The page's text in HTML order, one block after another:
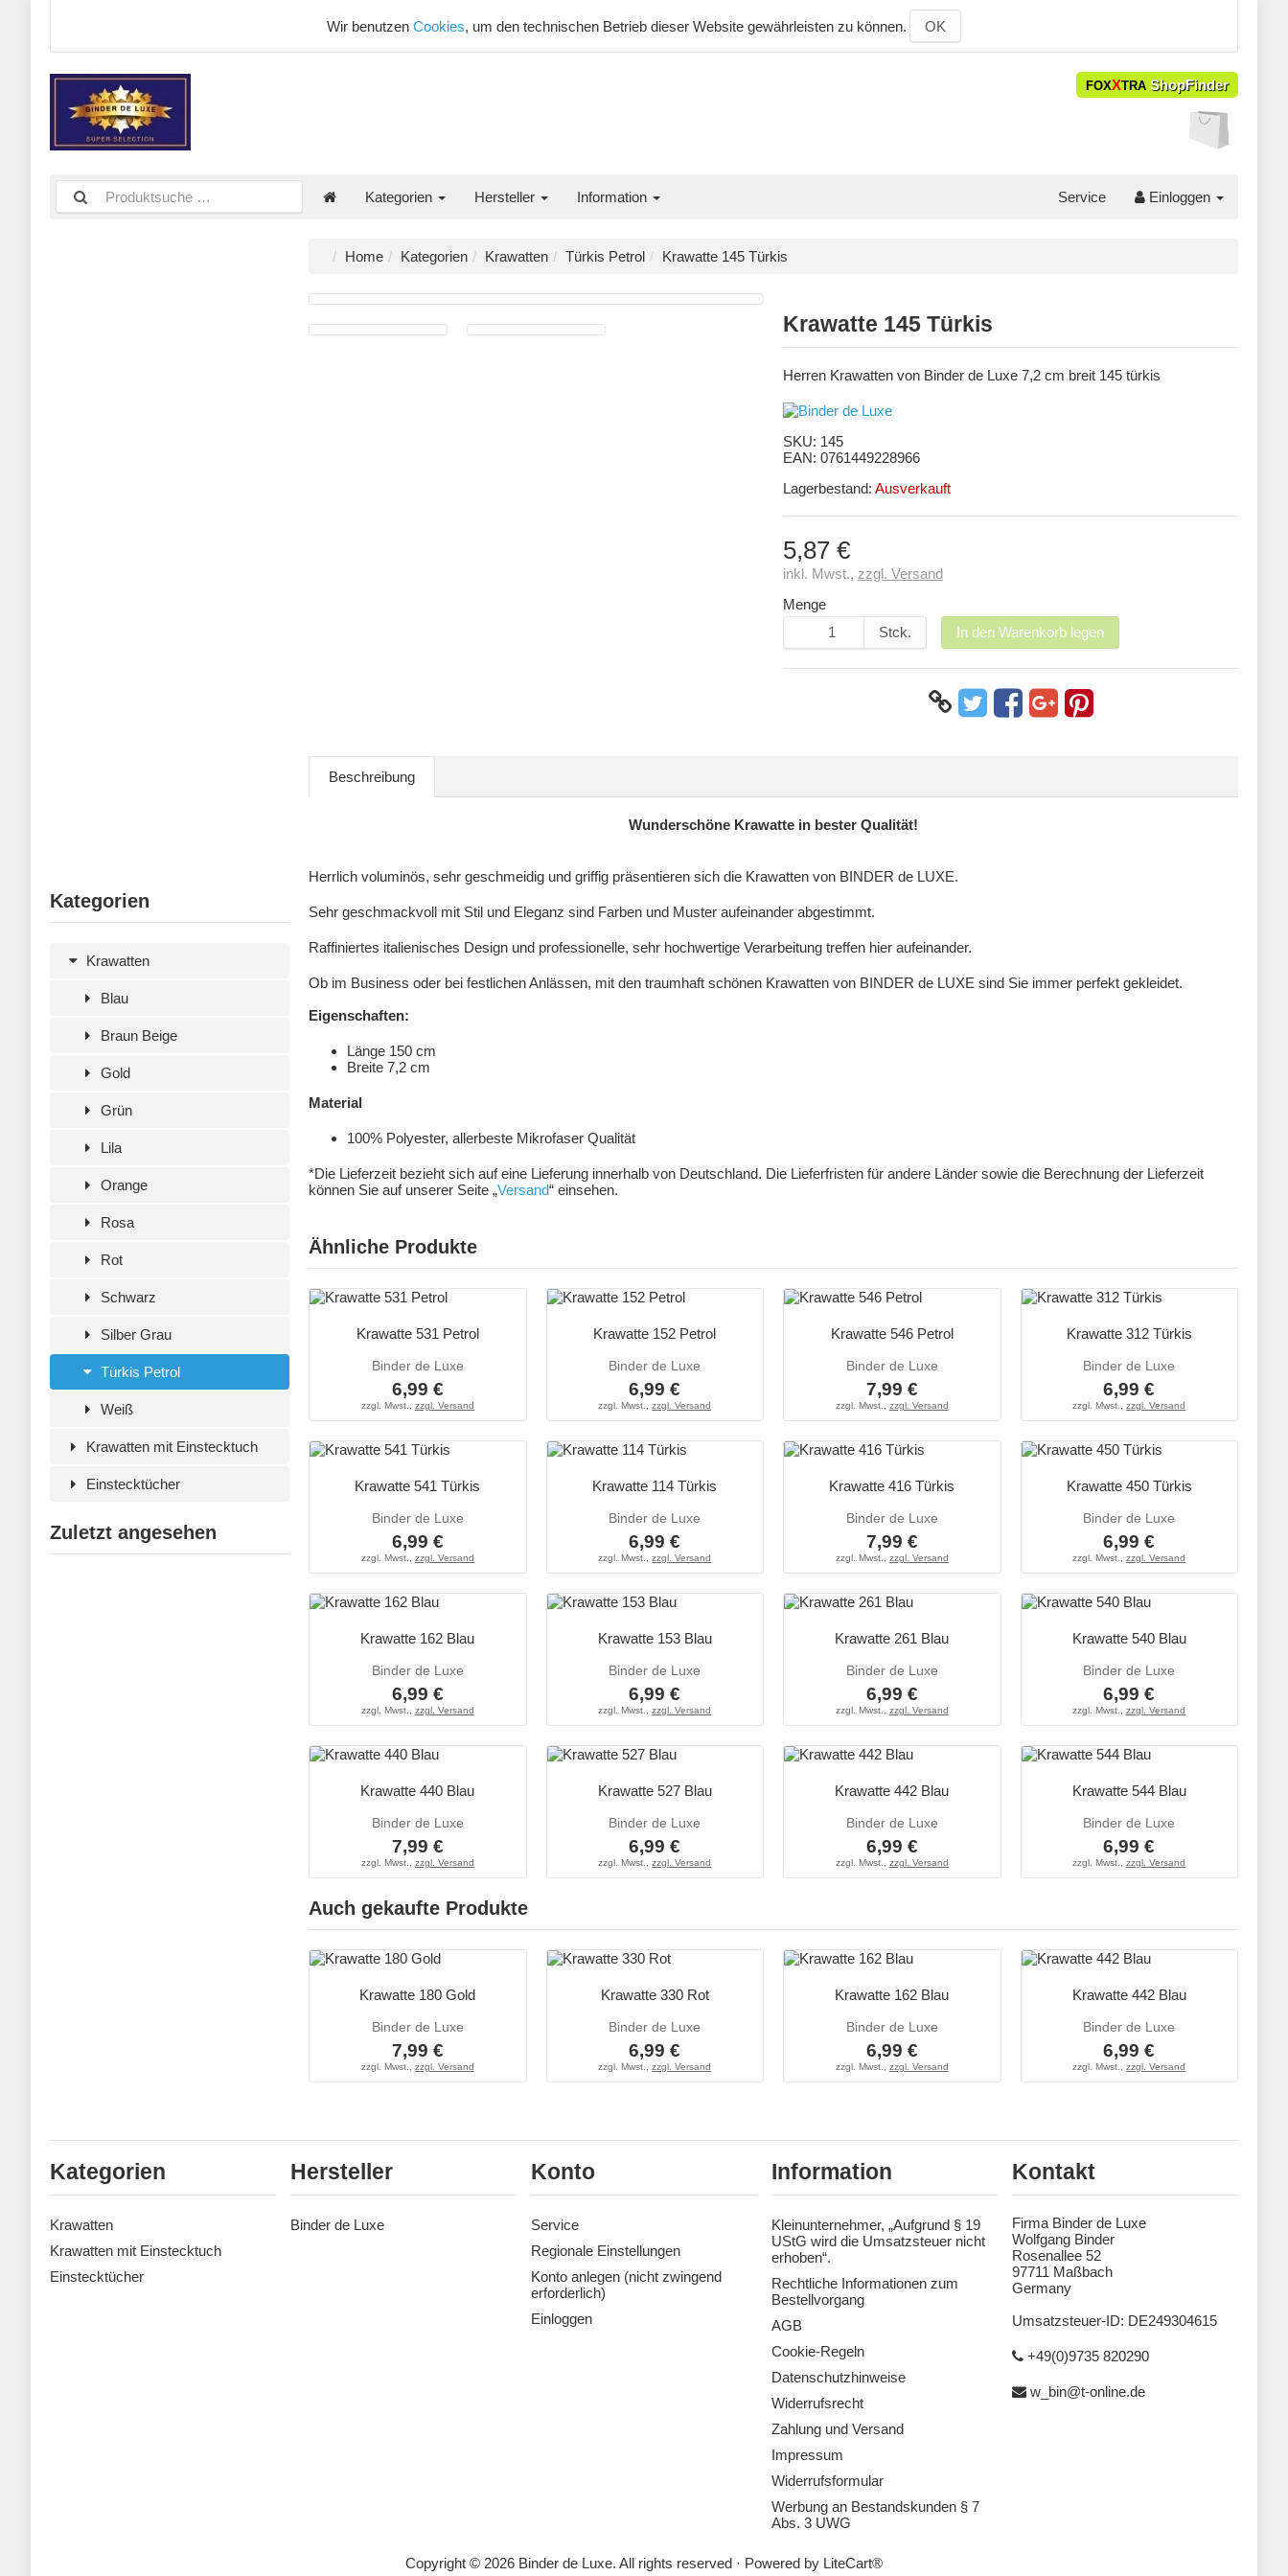
Wir benutzen Cookies, um den technischen Betrieb dieser Website gewährleisten zu können. OK
FOXXTRA ShopFinder
Kategorien Hersteller Information Service Einloggen
Kategorien
Krawatten
Blau
Braun Beige
Gold
Grün
Lila
Orange
Rosa
Rot
Schwarz
Silber Grau
Türkis Petrol
Weiß
Krawatten mit Einstecktuch
Einstecktücher
Zuletzt angesehen
Home Kategorien Krawatten Türkis Petrol Krawatte 145 Türkis
Krawatte 145 Türkis
Herren Krawatten von Binder de Luxe 7,2 cm breit 145 türkis
SKU: 145
EAN: 0761449228966
Lagerbestand: Ausverkauft
5,87 €
inkl. Mwst., zzgl. Versand
Menge
Stck.
In den Warenkorb legen
Beschreibung
Wunderschöne Krawatte in bester Qualität!
Herrlich voluminös, sehr geschmeidig und griffig präsentieren sich die Krawatten von BINDER de LUXE.
Sehr geschmackvoll mit Stil und Eleganz sind Farben und Muster aufeinander abgestimmt.
Raffiniertes italienisches Design und professionelle, sehr hochwertige Verarbeitung treffen hier aufeinander.
Ob im Business oder bei festlichen Anlässen, mit den traumhaft schönen Krawatten von BINDER de LUXE sind Sie immer perfekt gekleidet.
Eigenschaften:
Länge 150 cm
Breite 7,2 cm
Material
100% Polyester, allerbeste Mikrofaser Qualität
*Die Lieferzeit bezieht sich auf eine Lieferung innerhalb von Deutschland. Die Lieferfristen für andere Länder sowie die Berechnung der Lieferzeit
können Sie auf unserer Seite „Versand“ einsehen.
Ähnliche Produkte
Krawatte 531 Petrol
Binder de Luxe
6,99 €
zzgl. Mwst., zzgl. Versand
Krawatte 152 Petrol
Binder de Luxe
6,99 €
zzgl. Mwst.,zzgl. Versand
Krawatte 546 Petrol
Binder de Luxe
7,99 €
zzgl. Mwst., zzgl. Versand
Krawatte 312 Türkis
Binder de Luxe
6,99 €
zzgl. Mwst.,zzgl. Versand
Krawatte 541 Türkis
Binder de Luxe
6,99 €
zzgl. Mwst., zzgl. Versand
Krawatte 114 Türkis
Binder de Luxe
6,99 €
zzgl. Mwst.,zzgl. Versand
Krawatte 416 Türkis
Binder de Luxe
7,99 €
zzgl. Mwst., zzgl. Versand
Krawatte 450 Türkis
Binder de Luxe
6,99 €
zzgl. Mwst.,zzgl. Versand
Krawatte 162 Blau
Binder de Luxe
6,99 €
zzgl. Mwst., zzgl. Versand
Krawatte 153 Blau
Binder de Luxe
6,99 €
zzgl. Mwst.,zzgl. Versand
Krawatte 261 Blau
Binder de Luxe
6,99 €
zzgl. Mwst., zzgl. Versand
Krawatte 540 Blau
Binder de Luxe
6,99 €
zzgl. Mwst.,zzgl. Versand
Krawatte 440 Blau
Binder de Luxe
7,99 €
zzgl. Mwst., zzgl. Versand
Krawatte 527 Blau
Binder de Luxe
6,99 €
zzgl. Mwst.,zzgl. Versand
Krawatte 442 Blau
Binder de Luxe
6,99 €
zzgl. Mwst., zzgl. Versand
Krawatte 544 Blau
Binder de Luxe
6,99 €
zzgl. Mwst.,zzgl. Versand
Auch gekaufte Produkte
Krawatte 180 Gold
Binder de Luxe
7,99 €
zzgl. Mwst., zzgl. Versand
Krawatte 330 Rot
Binder de Luxe
6,99 €
zzgl. Mwst.,zzgl. Versand
Krawatte 162 Blau
Binder de Luxe
6,99 €
zzgl. Mwst., zzgl. Versand
Krawatte 442 Blau
Binder de Luxe
6,99 €
zzgl. Mwst.,zzgl. Versand
Kategorien
Krawatten
Krawatten mit Einstecktuch
Einstecktücher
Hersteller
Binder de Luxe
Konto
Service
Regionale Einstellungen
Konto anlegen (nicht zwingend
erforderlich)
Einloggen
Information
Kleinunternehmer, „Aufgrund § 19
UStG wird die Umsatzsteuer nicht
erhoben“.
Rechtliche Informationen zum
Bestellvorgang
AGB
Cookie-Regeln
Datenschutzhinweise
Widerrufsrecht
Zahlung und Versand
Impressum
Widerrufsformular
Werbung an Bestandskunden § 7
Abs. 3 UWG
Kontakt
Firma Binder de Luxe
Wolfgang Binder
Rosenallee 52
97711 Maßbach
Germany
Umsatzsteuer-ID: DE249304615
+49(0)9735 820290
w_bin@t-online.de
Copyright © 2026 Binder de Luxe. All rights reserved · Powered by LiteCart®